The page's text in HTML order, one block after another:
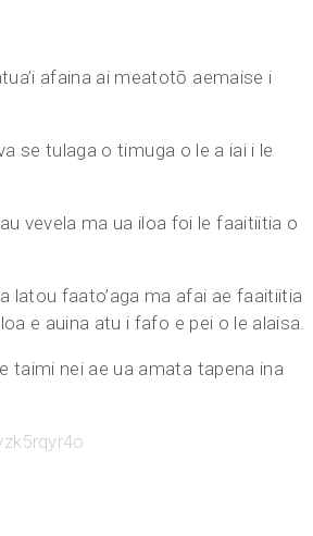
afaina ai meatotō aemaise i
se tulaga o timuga o le a iai i le
vevela ma ua iloa foi le faaitiitia o
latou faato’aga ma afai ae faaitiitia
e auina atu i fafo e pei o le alaisa.
taimi nei ae ua amata tapena ina